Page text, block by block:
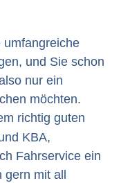
umfangreiche
und Sie schon
nur ein
möchten.
richtig guten
KBA,
Fahrservice ein
gern mit all